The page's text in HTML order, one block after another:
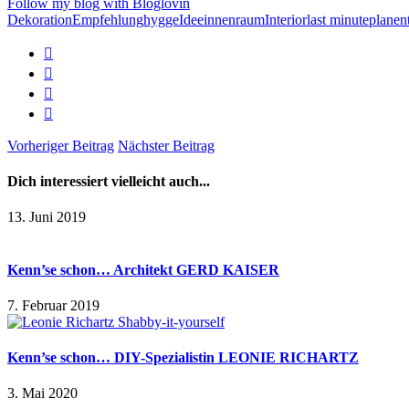
DekorationEmpfehlunghyggeIdeeinnenraumInteriorlast minuteplanen
Vorheriger Beitrag Nächster Beitrag
Dich interessiert vielleicht auch...
13. Juni 2019
Kenn’se schon… Architekt GERD KAISER
7. Februar 2019
Kenn’se schon… DIY-Spezialistin LEONIE RICHARTZ
3. Mai 2020